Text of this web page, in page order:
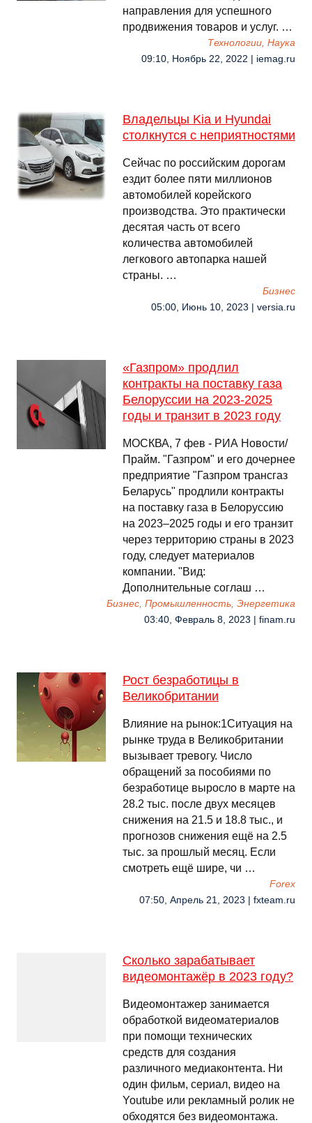
направления для успешного
продвижения товаров и услуг. …
Технологии, Наука
09:10, Ноябрь 22, 2022 | iemag.ru
Владельцы Kia и Hyundai
столкнутся с неприятностями
Сейчас по российским дорогам
ездит более пяти миллионов
автомобилей корейского
производства. Это практически
десятая часть от всего
количества автомобилей
легкового автопарка нашей
страны. …
Бизнес
05:00, Июнь 10, 2023 | versia.ru
«Газпром» продлил
контракты на поставку газа
Белоруссии на 2023-2025
годы и транзит в 2023 году
МОСКВА, 7 фев - РИА Новости/
Прайм. "Газпром" и его дочернее
предприятие "Газпром трансгаз
Беларусь" продлили контракты
на поставку газа в Белоруссию
на 2023–2025 годы и его транзит
через территорию страны в 2023
году, следует материалов
компании. "Вид:
Дополнительные соглаш …
Бизнес, Промышленность, Энергетика
03:40, Февраль 8, 2023 | finam.ru
Рост безработицы в
Великобритании
Влияние на рынок:1Ситуация на
рынке труда в Великобритании
вызывает тревогу. Число
обращений за пособиями по
безработице выросло в марте на
28.2 тыс. после двух месяцев
снижения на 21.5 и 18.8 тыс., и
прогнозов снижения ещё на 2.5
тыс. за прошлый месяц. Если
смотреть ещё шире, чи …
Forex
07:50, Апрель 21, 2023 | fxteam.ru
Сколько зарабатывает
видеомонтажёр в 2023 году?
Видеомонтажер занимается
обработкой видеоматериалов
при помощи технических
средств для создания
различного медиаконтента. Ни
один фильм, сериал, видео на
Youtube или рекламный ролик не
обходятся без видеомонтажа.